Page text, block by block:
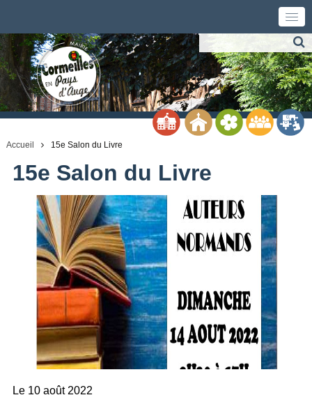
Accueil 15e Salon du Livre
15e Salon du Livre
Le 10 août 2022